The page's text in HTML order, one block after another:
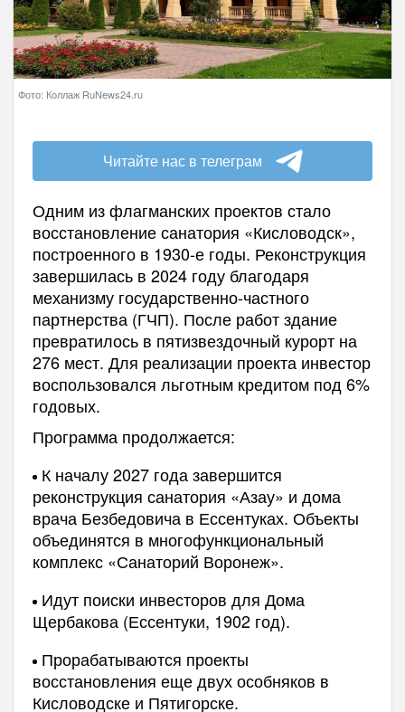
Фото: Коллаж RuNews24.ru
Читайте нас в телеграм
Одним из флагманских проектов стало
восстановление санатория «Кисловодск»,
построенного в 1930-е годы. Реконструкция
завершилась в 2024 году благодаря
механизму государственно-частного
партнерства (ГЧП). После работ здание
превратилось в пятизвездочный курорт на
276 мест. Для реализации проекта инвестор
воспользовался льготным кредитом под 6%
годовых.
Программа продолжается:
К началу 2027 года завершится
реконструкция санатория «Азау» и дома
врача Безбедовича в Ессентуках. Объекты
объединятся в многофункциональный
комплекс «Санаторий Воронеж».
Идут поиски инвесторов для Дома
Щербакова (Ессентуки, 1902 год).
Прорабатываются проекты
восстановления еще двух особняков в
Кисловодске и Пятигорске.